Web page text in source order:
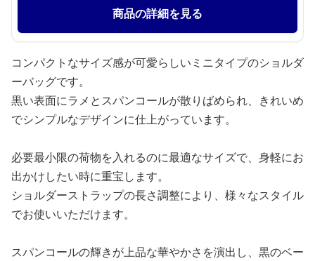
商品の詳細を見る
コンパクトなサイズ感が可愛らしいミニタイプのショルダ
ーバッグです。
黒い表面にラメとスパンコールが散りばめられ、きれいめ
でシンプルなデザインに仕上がっています。
必要最小限の荷物を入れるのに最適なサイズで、身軽にお
出かけしたい時に重宝します。
ショルダーストラップの長さ調整により、様々なスタイル
でお使いいただけます。
スパンコールの輝きが上品な華やかさを演出し、黒のベー